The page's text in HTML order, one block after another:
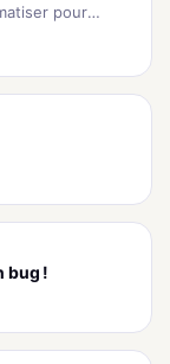
pour
un adepte
bug !